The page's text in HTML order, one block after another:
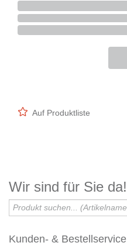
Auf Produktliste
Wir sind für Sie da!
Kunden- & Bestellservice